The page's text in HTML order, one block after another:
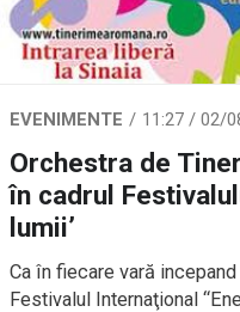
EVENIMENTE 11:27 / 02/
Orchestra de
în cadrul
lumii’
Ca în fiecare vară
Festivalul Internaţional